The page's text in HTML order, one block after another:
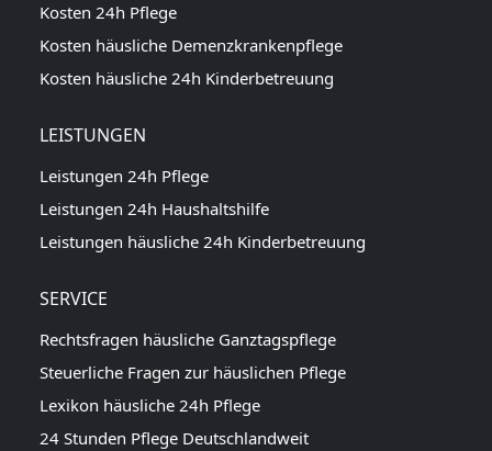
Kosten 24h Pflege
Kosten häusliche Demenzkrankenpflege
Kosten häusliche 24h Kinderbetreuung
LEISTUNGEN
Leistungen 24h Pflege
Leistungen 24h Haushaltshilfe
Leistungen häusliche 24h Kinderbetreuung
SERVICE
Rechtsfragen häusliche Ganztagspflege
Steuerliche Fragen zur häuslichen Pflege
Lexikon häusliche 24h Pflege
24 Stunden Pflege Deutschlandweit